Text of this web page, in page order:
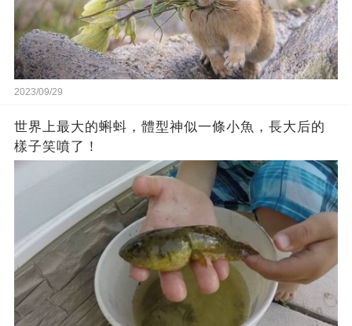
2023/09/29
世界上最大的蝌蚪，體型神似一條小魚，長大后的
樣子笑噴了！